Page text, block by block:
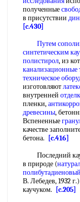
полученные
в присутствии
[c.430]
Путем
синтетическим
полистирол, из
канализационные
техническое
изготовляют
внутренней
пленки,
древесины,
Вспененные
качестве
бетона.
[c.416]
Последний
в природе (
В. Лебедев, 1932
каучуком.
[c.205]